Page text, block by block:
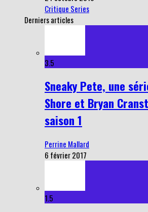
Critique Series
Derniers articles
3.5
Sneaky Pete, une
Shore et Bryan
saison 1
Perrine Mallard
6 février 2017
1.5